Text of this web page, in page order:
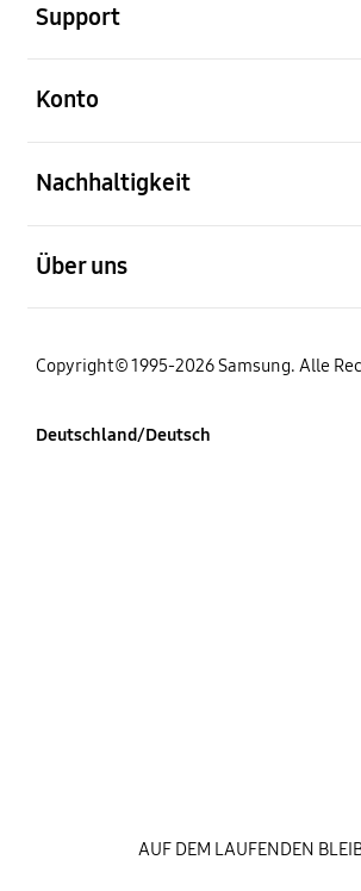
Support
Konto
Nachhaltigkeit
Über uns
Copyright© 1995-2026 Samsung. Alle
Deutschland/Deutsch
AUF DEM LAUFENDEN